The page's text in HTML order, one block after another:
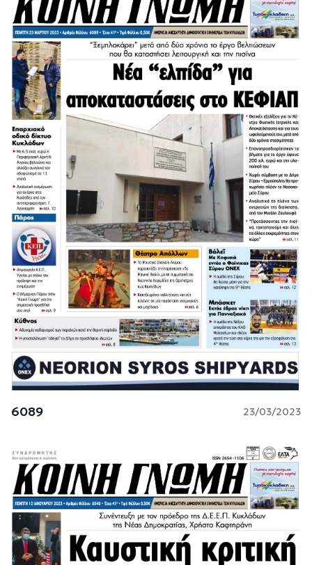
6089 23/03/2023